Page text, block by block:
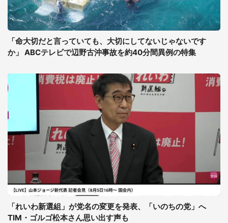
「命大切だと言っていても、大切にしてないじゃないです
か」 ABCテレビで辺野古沖事故を約40分間異例の特集
「れいわ新選組」が党名の変更を発表、「いのちの党」へ
TIM・ゴルゴ松本さん思い出す声も